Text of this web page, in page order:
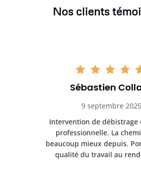
Nos clients
Sébastien
9 septembre 2025
Intervention de débistrage
professionnelle. La
beaucoup mieux depuis.
qualité du travail au